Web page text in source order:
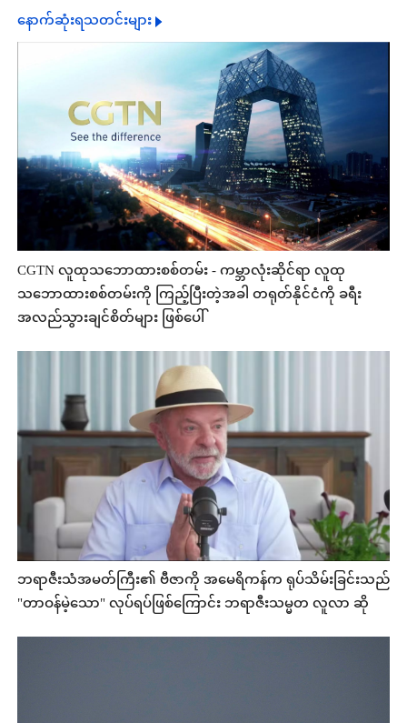
နောက်ဆုံးရသတင်းများ
CGTN လူထုသဘောထားစစ်တမ်း - ကမ္ဘာလုံးဆိုင်ရာ လူထု
သဘောထားစစ်တမ်းကို ကြည့်ပြီးတဲ့အခါ တရုတ်နိုင်ငံကို ခရီး
အလည်သွားချင်စိတ်များ ဖြစ်ပေါ်
ဘရာဇီးသံအမတ်ကြီး၏ ဗီဇာကို အမေရိကန်က ရုပ်သိမ်းခြင်းသည်
"တာဝန်မဲ့သော" လုပ်ရပ်ဖြစ်ကြောင်း ဘရာဇီးသမ္မတ လူလာ ဆို